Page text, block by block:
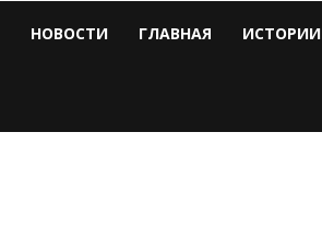
НОВОСТИ ГЛАВНАЯ ИСТОРИИ